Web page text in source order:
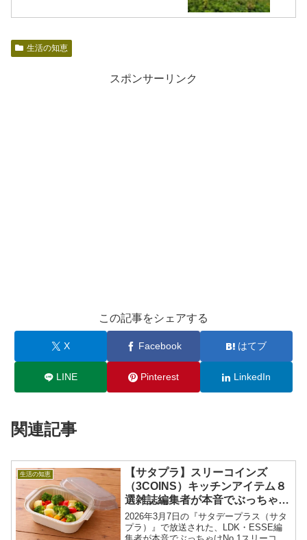
生活の知恵
スポンサーリンク
この記事をシェアする
X Facebook はてブ
LINE Pinterest LinkedIn
関連記事
生活の知恵
【サタプラ】スリーコインズ
（3COINS）キッチンアイテム８
選雑誌編集者が本音でぶっちゃけ
コレ買うNo.12026年4月4日
2026年3月7日の『サタデープラス（サタ
プラ）』で放送された、LDK・ESSE編